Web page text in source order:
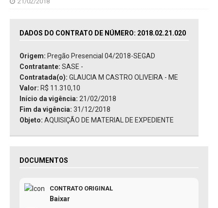
DADOS DO CONTRATO DE NÚMERO: 2018.02.21.020
Origem: Pregão Presencial 04/2018-SEGAD
Contratante: SASE -
Contratada(o): GLAUCIA M CASTRO OLIVEIRA - ME
Valor: R$ 11.310,10
Início da vigência: 21/02/2018
Fim da vigência: 31/12/2018
Objeto: AQUISIÇÃO DE MATERIAL DE EXPEDIENTE
DOCUMENTOS
CONTRATO ORIGINAL
Baixar